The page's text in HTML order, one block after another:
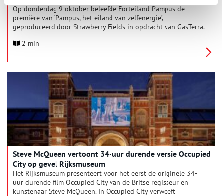
Op donderdag 9 oktober beleefde Forteiland Pampus de
première van ‘Pampus, het eiland van zelfenergie’,
geproduceerd door Strawberry Fields in opdracht van GasTerra.
het fossielvrije energiesysteem van het eiland, waar zon, wind,
De dag na de première wordt de film online beschikbaar
gemaakt, zodat iedereen – waar ook ter wereld – kan zien hoe
vernuftig het eiland zijn duurzame energiehuishouding
organiseert.
2 min
‌Steve McQueen vertoont 34-uur durende versie Occupied
City op gevel Rijksmuseum
Het Rijksmuseum presenteert voor het eerst de originele 34-
uur durende film Occupied City van de Britse regisseur en
kunstenaar Steve McQueen. In Occupied City verweeft